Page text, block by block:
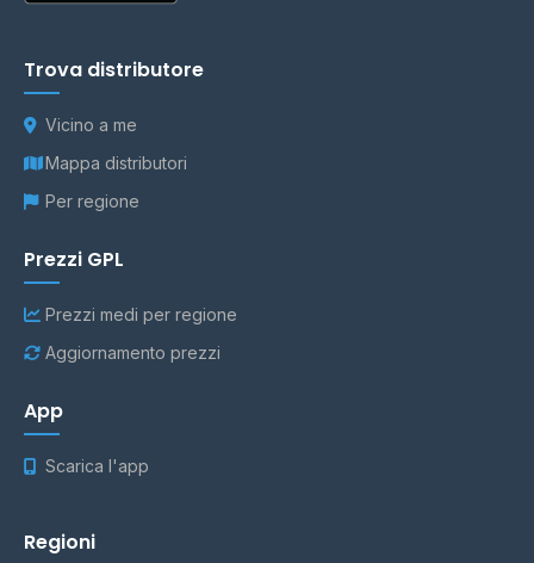
Trova distributore
Vicino a me
Mappa distributori
Per regione
Prezzi GPL
Prezzi medi per regione
Aggiornamento prezzi
App
Scarica l'app
Regioni